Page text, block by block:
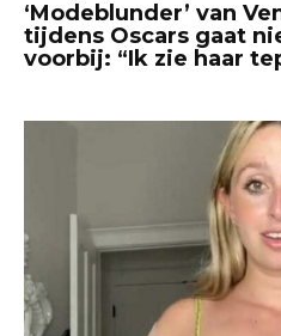
‘Modeblunder’ van
tijdens Oscars gaat
voorbij: “Ik zie haar